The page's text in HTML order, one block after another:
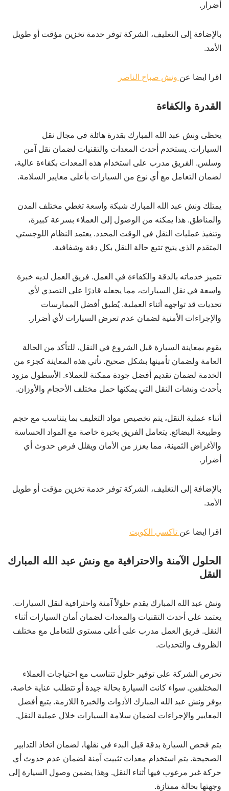
أضرار.
بالإضافة إلى التغليف، الشركة توفر خدمة تخزين مؤقت أو طويل
الأمد.
اقرا ايضا عن ونش صباح الناصر
القدرة والكفاءة
يحظى ونش عبد الله المبارك بقدرة هائلة في مجال نقل
السيارات. يستخدم أحدث المعدات والتقنيات لضمان نقل آمن
وسلس. الفريق مدرب على استخدام هذه المعدات بكفاءة عالية،
لضمان التعامل مع أي نوع من السيارات بأعلى معايير السلامة.
يمتلك ونش عبد الله المبارك شبكة واسعة تغطي مختلف المدن
والمناطق. هذا يمكنه من الوصول إلى العملاء بسرعة كبيرة،
وتنفيذ عمليات النقل في الوقت المحدد. يعتمد النظام اللوجستي
المتقدم الذي يتيح تتبع حالة النقل بكل دقة وشفافية.
تتميز خدماته بالدقة والكفاءة في العمل. فريق العمل لديه خبرة
واسعة في نقل السيارات، مما يجعله قادرًا على التصدي لأي
تحديات قد تواجهه أثناء العملية. يُطبق أفضل الممارسات
والإجراءات الأمنية لضمان عدم تعرض السيارات لأي أضرار.
يقوم بمعاينة السيارة قبل الشروع في النقل، للتأكد من الحالة
العامة ولضمان تأمينها بشكل صحيح. تأتي هذه المعاينة كجزء من
الخدمة لضمان تقديم أفضل جودة ممكنة للعملاء. الأسطول مزود
بأحدث ونشات النقل التي يمكنها حمل مختلف الأحجام والأوزان.
أثناء عملية النقل، يتم تخصيص مواد التغليف بما يتناسب مع حجم
وطبيعة البضائع. يتعامل الفريق بخبرة خاصة مع المواد الحساسة
والأغراض الثمينة، مما يعزز من الأمان ويقلل فرص حدوث أي
أضرار.
بالإضافة إلى التغليف، الشركة توفر خدمة تخزين مؤقت أو طويل
الأمد.
اقرا ايضا عن تاكسي الكويت
الحلول الآمنة والاحترافية مع ونش عبد الله المبارك
النقل
ونش عبد الله المبارك يقدم حلولاً آمنة واحترافية لنقل السيارات.
يعتمد على أحدث التقنيات والمعدات لضمان أمان السيارات أثناء
النقل. فريق العمل مدرب على أعلى مستوى للتعامل مع مختلف
الظروف والتحديات.
تحرص الشركة على توفير حلول تتناسب مع احتياجات العملاء
المختلفين. سواء كانت السيارة بحالة جيدة أو تتطلب عناية خاصة،
يوفر ونش عبد الله المبارك الأدوات والخبرة اللازمة. يتبع أفضل
المعايير والإجراءات لضمان سلامة السيارات خلال عملية النقل.
يتم فحص السيارة بدقة قبل البدء في نقلها، لضمان اتخاذ التدابير
الصحيحة. يتم استخدام معدات تثبيت آمنة لضمان عدم حدوث أي
حركة غير مرغوب فيها أثناء النقل. وهذا يضمن وصول السيارة إلى
وجهتها بحالة ممتازة.